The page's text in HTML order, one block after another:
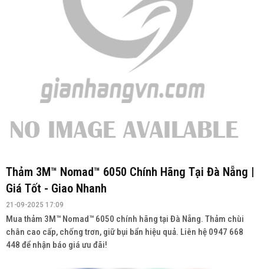
Thảm 3M™ Nomad™ 6050 Chính Hãng Tại Đà Nẵng |
Giá Tốt - Giao Nhanh
21-09-2025 17:09
Mua thảm 3M™ Nomad™ 6050 chính hãng tại Đà Nẵng. Thảm chùi
chân cao cấp, chống trơn, giữ bụi bẩn hiệu quả. Liên hệ 0947 668
448 để nhận báo giá ưu đãi!